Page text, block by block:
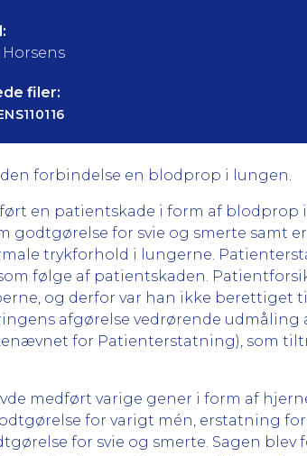
filer:
den forbindelse en blodprop i lungen.
en patientskade i form af blodprop
for svie og smerte samt
trykforhold i lungerne.
følge af patientskaden.
og derfor var han ikke berettiget til
afgørelse vedrørende udmåling
for Patienterstatning), som
medført varige gener i form af
for varigt mén, erstatning for
for svie og smerte. Sagen blev